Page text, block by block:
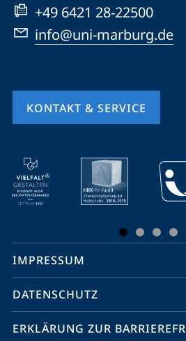
+49 6421 28-22500
info@uni-marburg.de
KONTAKT & SERVICE
Mobile-
Service-
Navigation
Social
Media
Kontakte
IMPRESSUM
DATENSCHUTZ
ERKLÄRUNG ZUR